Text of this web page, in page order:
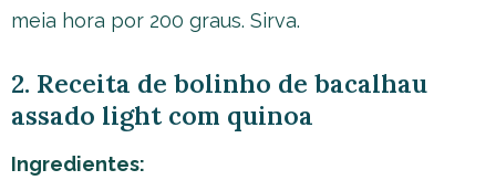
meia hora por 200 graus. Sirva.
2. Receita de bolinho de bacalhau
assado light com quinoa
Ingredientes: